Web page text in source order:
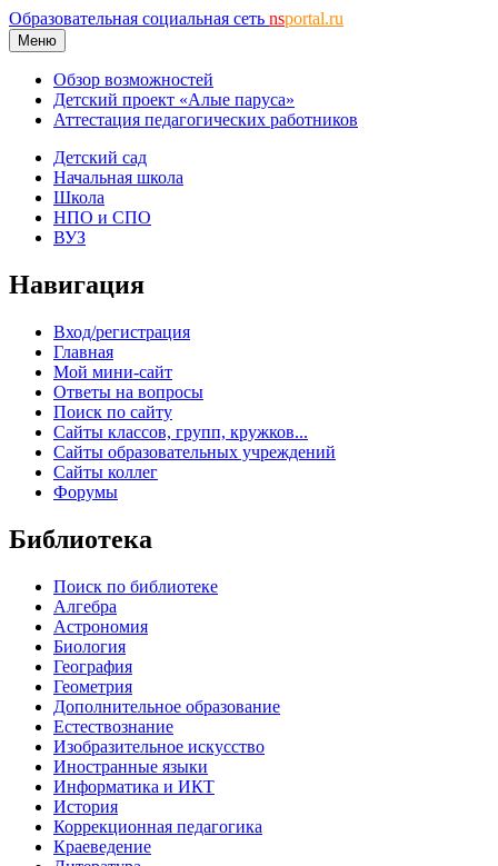
Образовательная социальная сеть nsportal.ru
Меню
Обзор возможностей
Детский проект «Алые паруса»
Аттестация педагогических работников
Детский сад
Начальная школа
Школа
НПО и СПО
ВУЗ
Навигация
Вход/регистрация
Главная
Мой мини-сайт
Ответы на вопросы
Поиск по сайту
Сайты классов, групп, кружков...
Сайты образовательных учреждений
Сайты коллег
Форумы
Библиотека
Поиск по библиотеке
Алгебра
Астрономия
Биология
География
Геометрия
Дополнительное образование
Естествознание
Изобразительное искусство
Иностранные языки
Информатика и ИКТ
История
Коррекционная педагогика
Краеведение